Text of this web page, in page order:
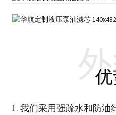
1. 我们采用强疏水和防